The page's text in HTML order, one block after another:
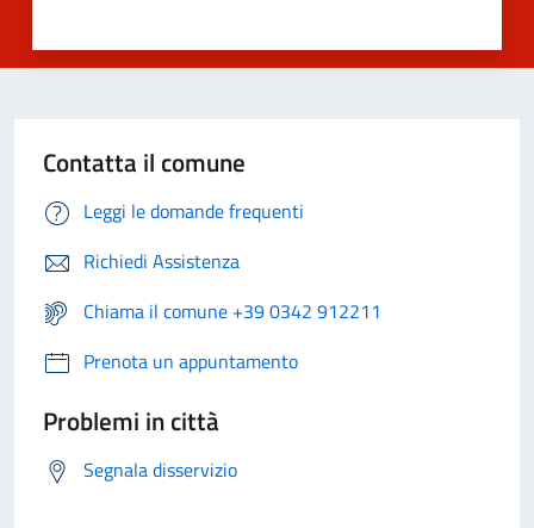
Contatta il comune
Leggi le domande frequenti
Richiedi Assistenza
Chiama il comune +39 0342 912211
Prenota un appuntamento
Problemi in città
Segnala disservizio